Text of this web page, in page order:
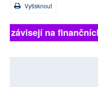
Vytisknout
závisejí na